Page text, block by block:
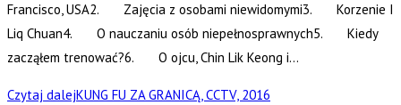
Francisco, USA2. Zajęcia z osobami niewidomymi3. Korzenie I
Liq Chuan4. O nauczaniu osób niepełnosprawnych5. Kiedy
zacząłem trenować?6. O ojcu, Chin Lik Keong i…
Czytaj dalejKUNG FU ZA GRANICĄ, CCTV, 2016